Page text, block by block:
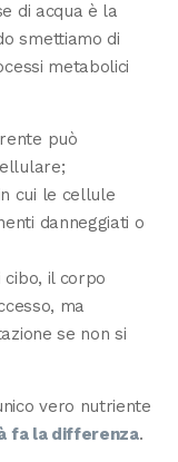
di acqua è la
smettiamo di
metabolici
può
cui le cellule
danneggiati o
cibo, il corpo
ma
se non si
vero nutriente
fa la differenza.